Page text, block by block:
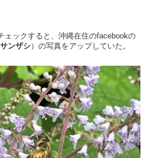
ェックすると、沖縄在住のfacebookの
ンザシ）の写真をアップしていた。